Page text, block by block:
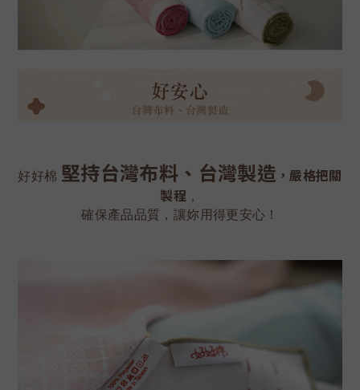
好好棉 堅持台灣布料、台灣製造 ，嚴格把關
製程 ，
確保產品品質，讓妳用得更安心！